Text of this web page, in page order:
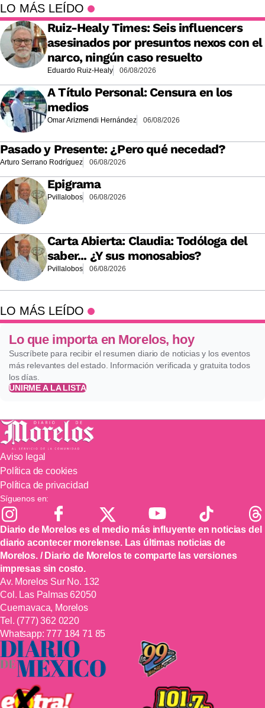
LO MÁS LEÍDO
Ruiz-Healy Times: Seis influencers
asesinados por presuntos nexos con el
narco, ningún caso resuelto
Eduardo Ruiz-Healy 06/08/2026
A Título Personal: Censura en los
medios
Omar Arizmendi Hernández 06/08/2026
Pasado y Presente: ¿Pero qué necedad?
Arturo Serrano Rodríguez 06/08/2026
Epigrama
Pvillalobos 06/08/2026
Carta Abierta: Claudia: Todóloga del
saber... ¿Y sus monosabios?
Pvillalobos 06/08/2026
LO MÁS LEÍDO
Lo que importa en Morelos, hoy
Suscríbete para recibir el resumen diario de noticias y los eventos
más relevantes del estado. Información verificada y gratuita todos
los días.
UNIRME A LA LISTA
Aviso legal
Política de cookies
Política de privacidad
Síguenos en:
Diario de Morelos es el medio más influyente en noticias del
diario acontecer morelense. Las últimas noticias de
Morelos. / Diario de Morelos te comparte las versiones
impresas sin costo.
Av. Morelos Sur No. 132
Col. Las Palmas 62050
Cuernavaca, Morelos
Tel. (777) 362 0220
Whatsapp: 777 184 71 85